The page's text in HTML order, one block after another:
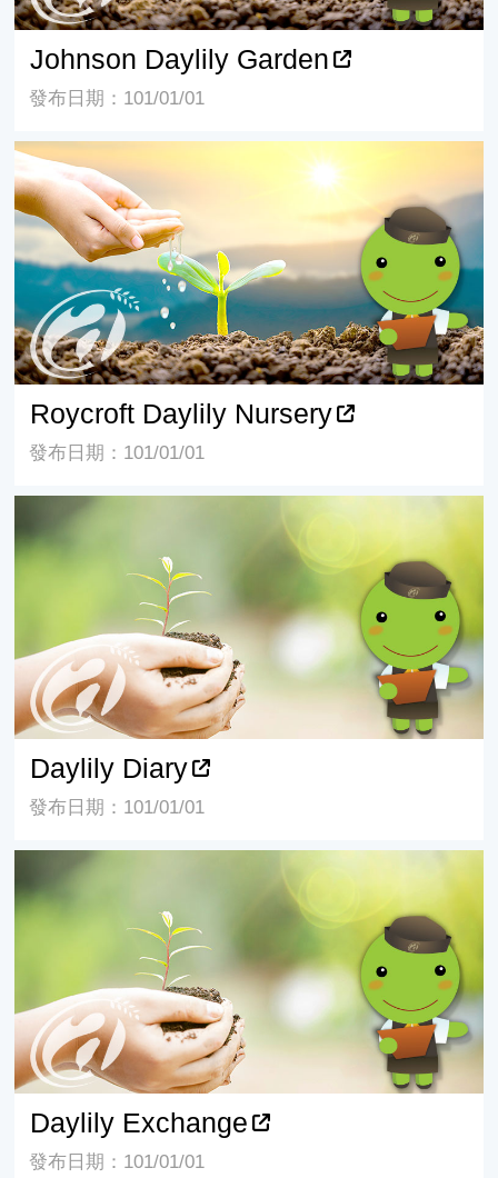
Johnson Daylily Garden
發布日期：101/01/01
Roycroft Daylily Nursery
Roycroft Daylily Nursery
發布日期：101/01/01
Daylily Diary
Daylily Diary
發布日期：101/01/01
Daylily Exchange
Daylily Exchange
發布日期：101/01/01